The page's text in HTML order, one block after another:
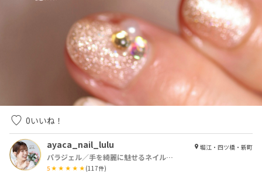
0いいね！
ayaca_nail_lulu
パラジェル／手を綺麗に魅せるネイルサロン Lulu【ルル】
5 (117件)
堀江・四ツ橋・新町